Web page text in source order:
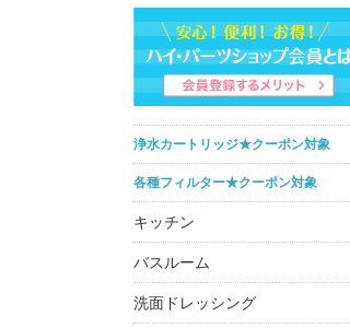
浄水カートリッジ★クーポン対象
各種フィルター★クーポン対象
キッチン
バスルーム
洗面ドレッシング